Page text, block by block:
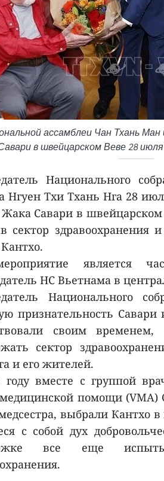
ассамблеи Чан Тхань Ман
в швейцарском Веве 28
Национального
Нгуен Тхи Тхань Нга 28
Савари в
сектор здравоохранения
является
НС Вьетнама в
Национального
признательность
своим
сектор
и его жителей.
году вместе с группой
помощи (VMA)
выбрали Кантхо в
с собой дух
все еще